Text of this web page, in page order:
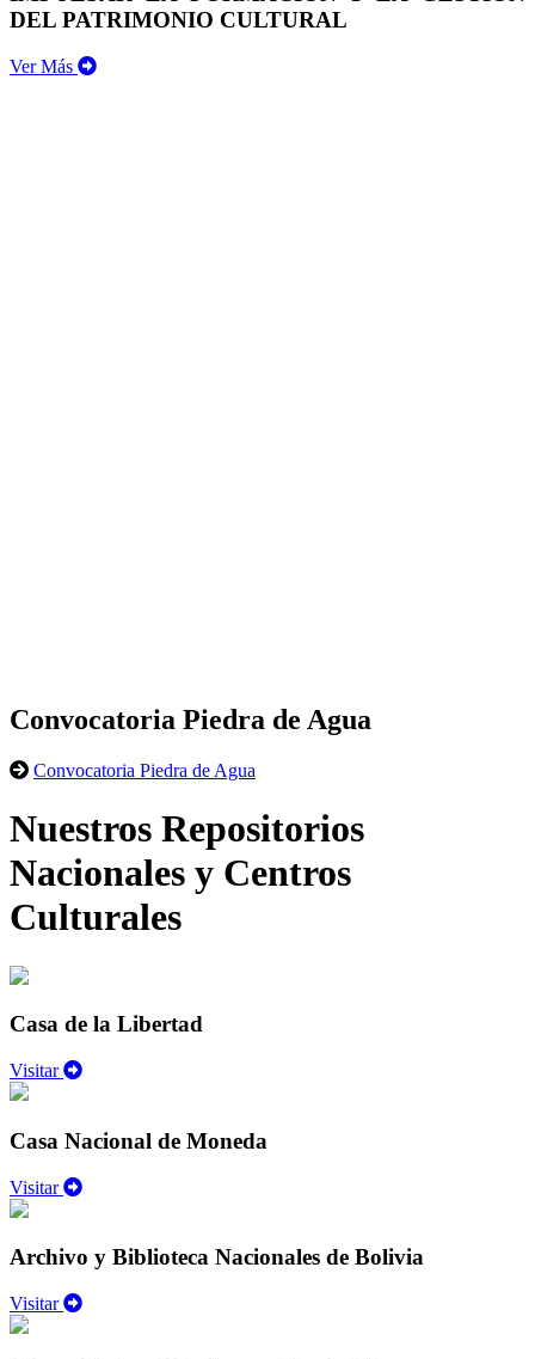
DEL PATRIMONIO CULTURAL
Ver Más
Convocatoria Piedra de Agua
Convocatoria Piedra de Agua
Nuestros Repositorios
Nacionales y Centros
Culturales
Casa de la Libertad
Visitar
Casa Nacional de Moneda
Visitar
Archivo y Biblioteca Nacionales de Bolivia
Visitar